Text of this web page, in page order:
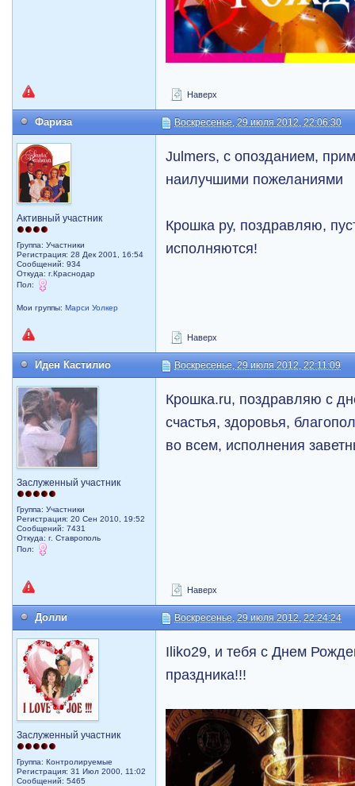
Наверх
Фариза Воскресенье, 29 июля 2012, 22:06:30
Активный участник
Группа: Участники
Регистрация: 28 Дек 2001, 16:54
Сообщений: 934
Откуда: г.Краснодар
Пол:
Мои группы:Марси Уолкер
Julmers, с опозданием,
наилучшими пожеланиями
Крошка ру, поздравляю,
исполняются!
Наверх
Иден Кастилио Воскресенье, 29 июля 2012, 22:11:09
Заслуженный участник
Группа: Участники
Регистрация: 20 Сен 2010, 19:52
Сообщений: 7431
Откуда: г. Ставрополь
Пол:
Крошка.ru, поздравляю с
счастья, здоровья,
во всем, исполнения
Наверх
Долли Воскресенье, 29 июля 2012, 22:24:24
Заслуженный участник
Группа: Контролируемые
Регистрация: 31 Июл 2000, 11:02
Сообщений: 5465
Iliko29, и тебя с Днем
праздника!!!